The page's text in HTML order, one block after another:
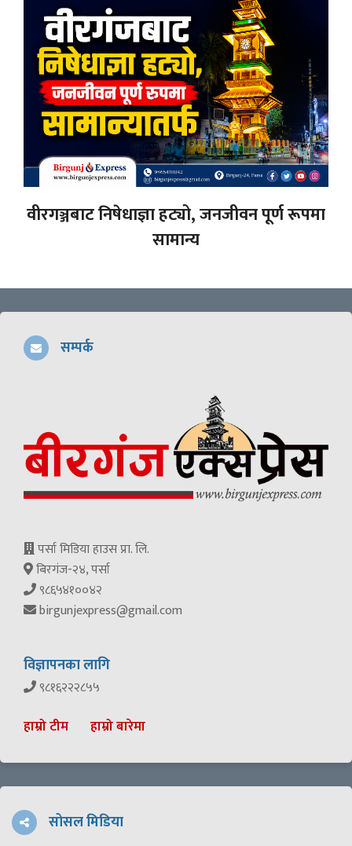
वीरगञ्जबाट निषेधाज्ञा हट्यो, जनजीवन पूर्ण रूपमा
सामान्य
सम्पर्क
पर्सा मिडिया हाउस प्रा. लि.
बिरगंज-२४, पर्सा
९८६५४१००४२
birgunjexpress@gmail.com
विज्ञापनका लागि
९८१६२२२८५५
हाम्रो टीम हाम्रो बारेमा
सोसल मिडिया